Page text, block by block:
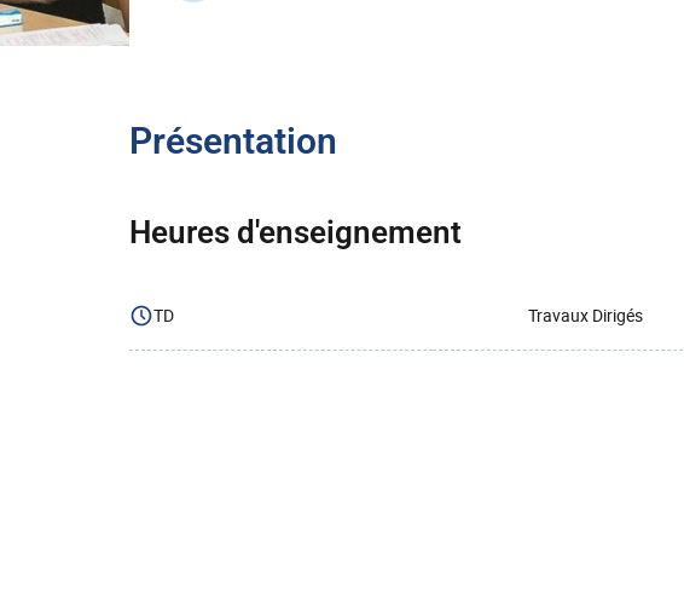
Présentation
Heures d'enseignement
TD Travaux Dirigés